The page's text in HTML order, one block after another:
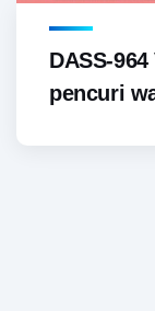
DASS-
pencuri